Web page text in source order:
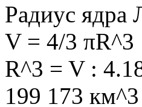
Радиус ядра
V = 4/3 πR^3
R^3 = V :
199 173 км^3